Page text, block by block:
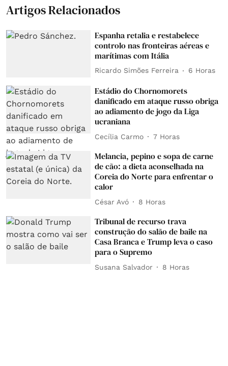
Artigos Relacionados
Espanha retalia e restabelece
controlo nas fronteiras aéreas e
marítimas com Itália
Ricardo Simões Ferreira 6 Horas
Estádio do Chornomorets
danificado em ataque russo obriga
ao adiamento de jogo da Liga
ucraniana
Cecília Carmo 7 Horas
Melancia, pepino e sopa de carne
de cão: a dieta aconselhada na
Coreia do Norte para enfrentar o
calor
César Avó 8 Horas
Tribunal de recurso trava
construção do salão de baile na
Casa Branca e Trump leva o caso
para o Supremo
Susana Salvador 8 Horas